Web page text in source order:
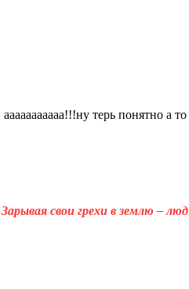
ааааааааааа!!!ну терь понятно а
Зарывая свои грехи в землю –